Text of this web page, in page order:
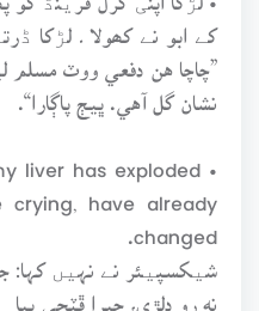
کے ابو نے کھولا ۔ لڑکا
”چاچا هن دفعي ووٽ مسلم
نشان گل آهي. ڀيڄ پاڳارا“.
liver has exploded
crying, have already
شیکسپیئر نے نہیں کہا:
نه رو دلڙي، جيرا ڦٽجي پيا